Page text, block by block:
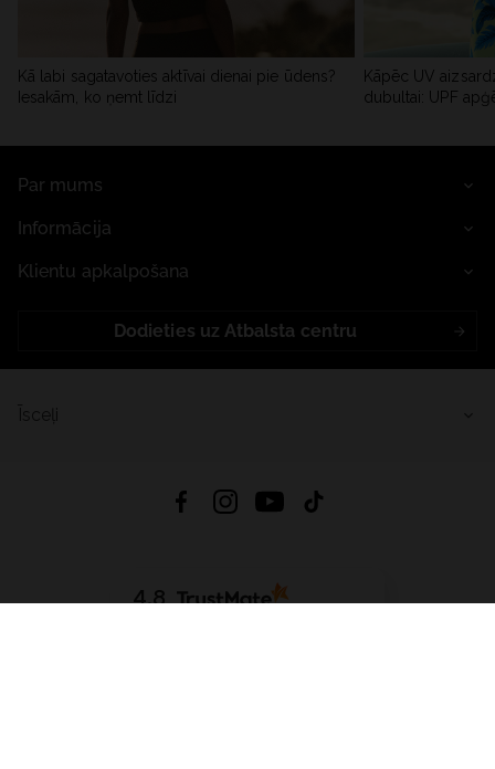
Kā labi sagatavoties aktīvai dienai pie ūdens?
Iesakām, ko ņemt līdzi
Kāpēc UV
dubultai: UPF
Par mums
Informācija
Klientu apkalpošana
Dodieties uz Atbalsta centru
4.8